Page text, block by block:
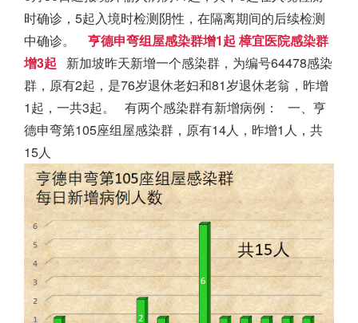
时确诊，5起入境时检测阴性，在隔离期间的后续检测
中确诊。
亨德申弯组屋感染群增1起 樟宜医院感染群
增3起
新加坡昨天新增一个感染群，为编号64478感染
群，原有2起，是76岁退休老妇和81岁退休老翁，昨增
1起，一共3起。
有两个感染群有新增病例：
一、亨
德申弯第105座组屋感染群，原有14人，昨增1人，共
15人